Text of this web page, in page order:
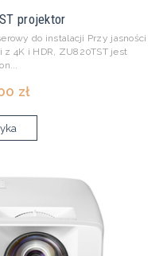
projektor
do instalacji Przy jasności
4K i HDR, ZU820TST jest
zł